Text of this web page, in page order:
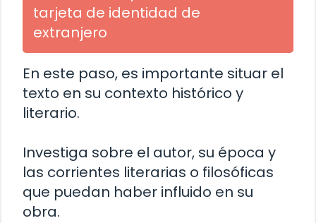
tarjeta de identidad de
extranjero
En este paso, es importante situar el
texto en su contexto histórico y
literario.
Investiga sobre el autor, su época y
las corrientes literarias o filosóficas
que puedan haber influido en su
obra.